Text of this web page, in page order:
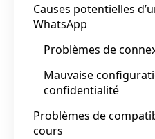
Causes potentielles
WhatsApp
Problèmes de
Mauvaise
confidentialité
Problèmes de
cours